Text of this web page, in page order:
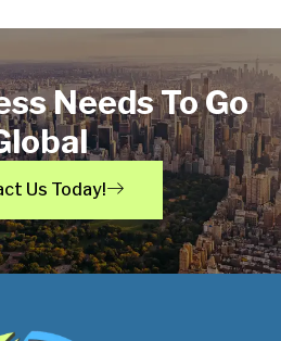
Needs To Go
Us Today!